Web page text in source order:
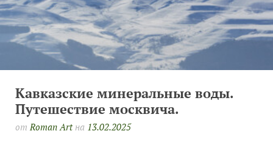
Кавказские минеральные воды.
Путешествие москвича.
отRoman Artна 13.02.2025